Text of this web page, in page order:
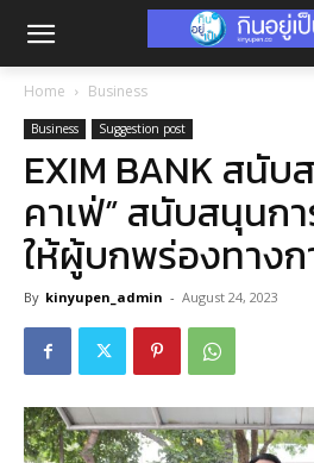
Home Business
Business Suggestion post
EXIM BANK สนั
คาเฟ่” สนับสนุนก
ให้ผู้บกพร่องทางก
By kinyupen_admin - August 24, 2023